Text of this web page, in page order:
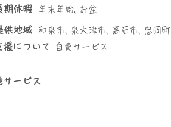
期休暇 年末年始, お盆
供地域 和泉市, 泉大津市, 高石市, 忠岡町
援について 自費サービス
サービス